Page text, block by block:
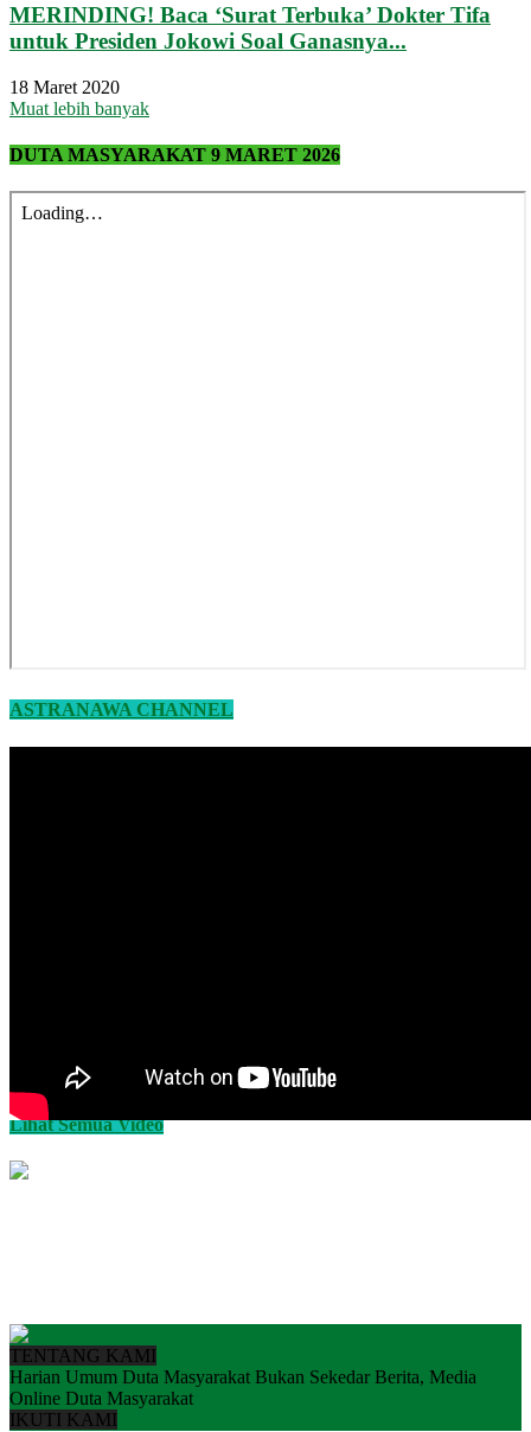
MERINDING! Baca ‘Surat Terbuka’ Dokter Tifa
untuk Presiden Jokowi Soal Ganasnya...
18 Maret 2020
Muat lebih banyak
DUTA MASYARAKAT 9 MARET 2026
ASTRANAWA CHANNEL
Lihat Semua Video
TENTANG KAMI
Harian Umum Duta Masyarakat Bukan Sekedar Berita, Media
Online Duta Masyarakat
IKUTI KAMI